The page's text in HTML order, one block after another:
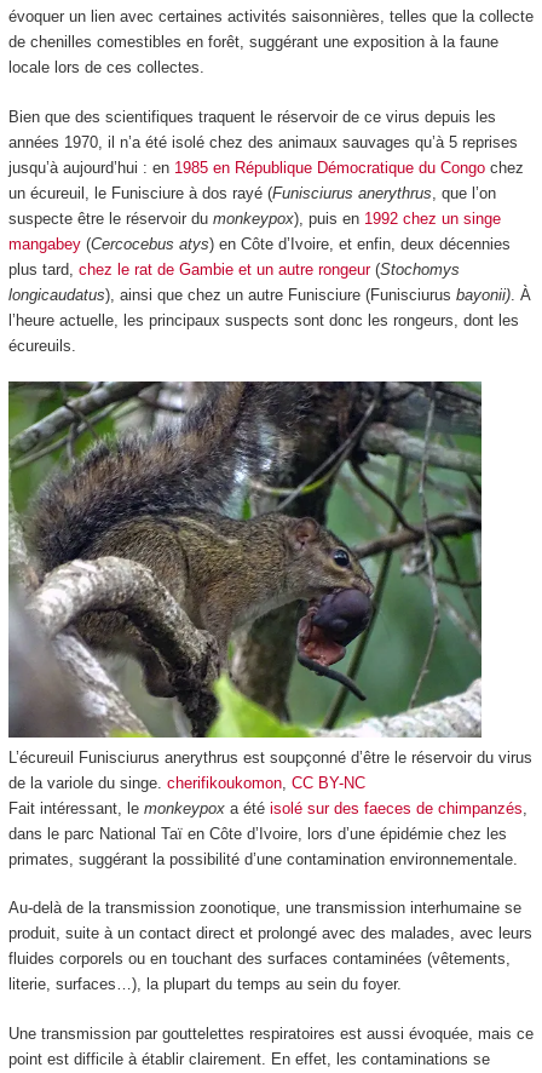
évoquer un lien avec certaines activités saisonnières, telles que la collecte
de chenilles comestibles en forêt, suggérant une exposition à la faune
locale lors de ces collectes.
Bien que des scientifiques traquent le réservoir de ce virus depuis les
années 1970, il n’a été isolé chez des animaux sauvages qu’à 5 reprises
jusqu’à aujourd’hui : en 1985 en République Démocratique du Congochez
un écureuil, le Funisciure à dos rayé (Funisciurus anerythrus , que l’on
suspecte être le réservoir du monkeypox), puis en 1992 chez un singe
mangabey(Cercocebus atys) en Côte d’Ivoire, et enfin, deux décennies
plus tard, chez le rat de Gambie et un autre rongeur(Stochomys
longicaudatus), ainsi que chez un autre Funisciure (Funisciurus bayonii). À
l’heure actuelle, les principaux suspects sont donc les rongeurs, dont les
écureuils.
L’écureuil Funisciurus anerythrus est soupçonné d’être le réservoir du virus
de la variole du singe. cherifikoukomon, CC BY-NC
Fait intéressant, le monkeypoxa été isolé sur des faeces de chimpanzés
dans le parc National Taï en Côte d’Ivoire, lors d’une épidémie chez les
primates, suggérant la possibilité d’une contamination environnementale.
Au-delà de la transmission zoonotique, une transmission interhumaine se
produit, suite à un contact direct et prolongé avec des malades, avec leurs
fluides corporels ou en touchant des surfaces contaminées (vêtements,
literie, surfaces…), la plupart du temps au sein du foyer.
Une transmission par gouttelettes respiratoires est aussi évoquée, mais ce
point est difficile à établir clairement. En effet, les contaminations se